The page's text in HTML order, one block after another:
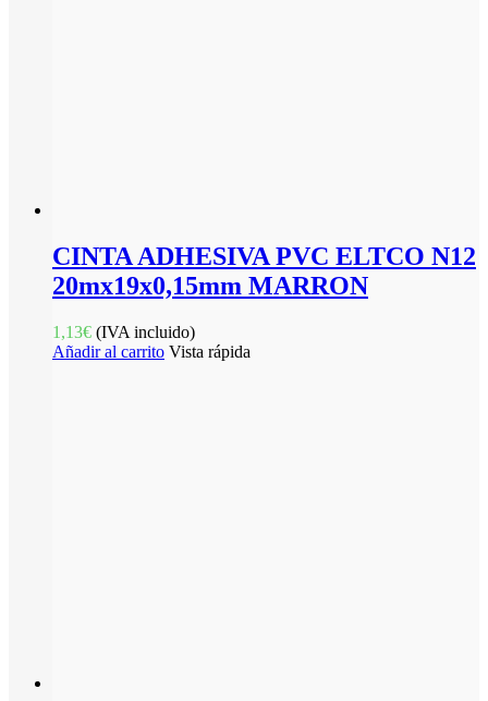
CINTA ADHESIVA PVC ELTCO N12
20mx19x0,15mm MARRON
1,13€ (IVA incluido)
Añadir al carrito Vista rápida